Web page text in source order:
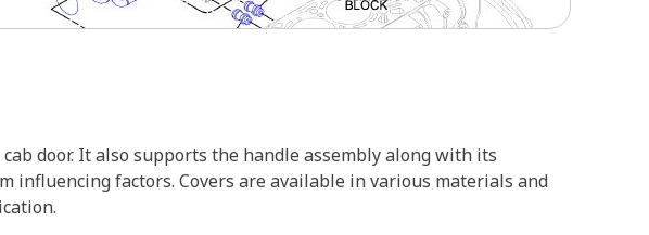
door. It also supports the handle assembly along with its
influencing factors. Covers are available in various materials and